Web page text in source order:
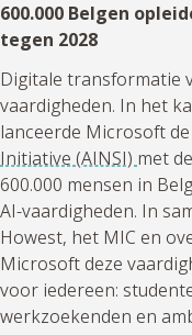
600.000 Belgen
tegen 2028
Digitale transformatie
vaardigheden. In het
lanceerde Microsoft de
Initiative (AINSI) met
600.000 mensen in
AI-vaardigheden. In
Howest, het MIC en
Microsoft deze
voor iedereen:
werkzoekenden en